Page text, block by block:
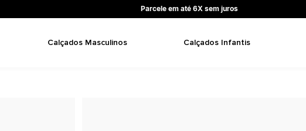
Parcele em até 6X sem juros
Calçados Masculinos Calçados Infantis